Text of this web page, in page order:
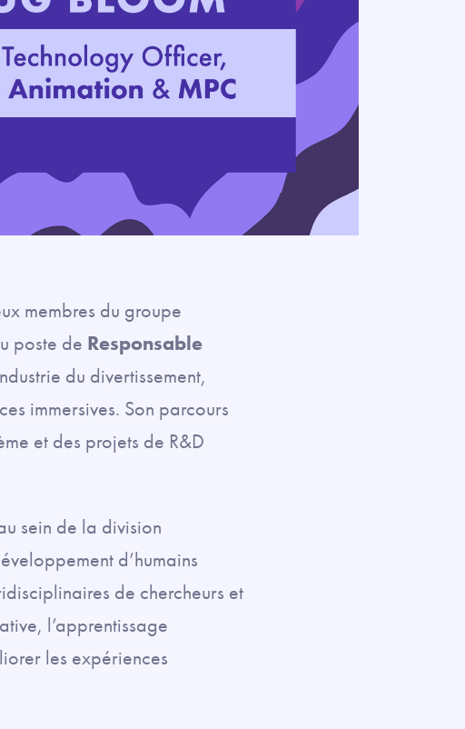
membres du groupe
poste de Responsable
du divertissement,
immersives. Son parcours
et des projets de R&D
sein de la division
d’humains
de chercheurs et
l’apprentissage
les expériences